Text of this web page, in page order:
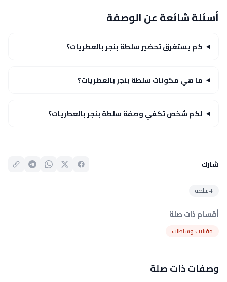
أسئلة شائعة عن الوصفة
كم يستغرق تحضير سلطة بنجر بالعطريات؟
ما هي مكونات سلطة بنجر بالعطريات؟
لكم شخص تكفي وصفة سلطة بنجر بالعطريات؟
شارك
#سلطة
أقسام ذات صلة
مقبلات وسلطات
وصفات ذات صلة